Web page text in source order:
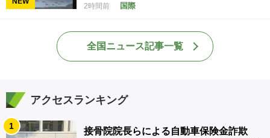
2時間前 国際
全国ニュース記事一覧
アクセスランキング
1
接骨院院長らによる自動車保険金詐欺